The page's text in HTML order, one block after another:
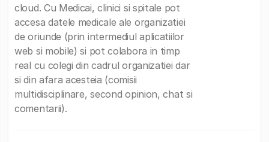
cloud. Cu Medicai, clinici si spitale pot
accesa datele medicale ale organizatiei
de oriunde (prin intermediul aplicatiilor
web si mobile) si pot colabora in timp
real cu colegi din cadrul organizatiei dar
si din afara acesteia (comisii
multidisciplinare, second opinion, chat si
comentarii).